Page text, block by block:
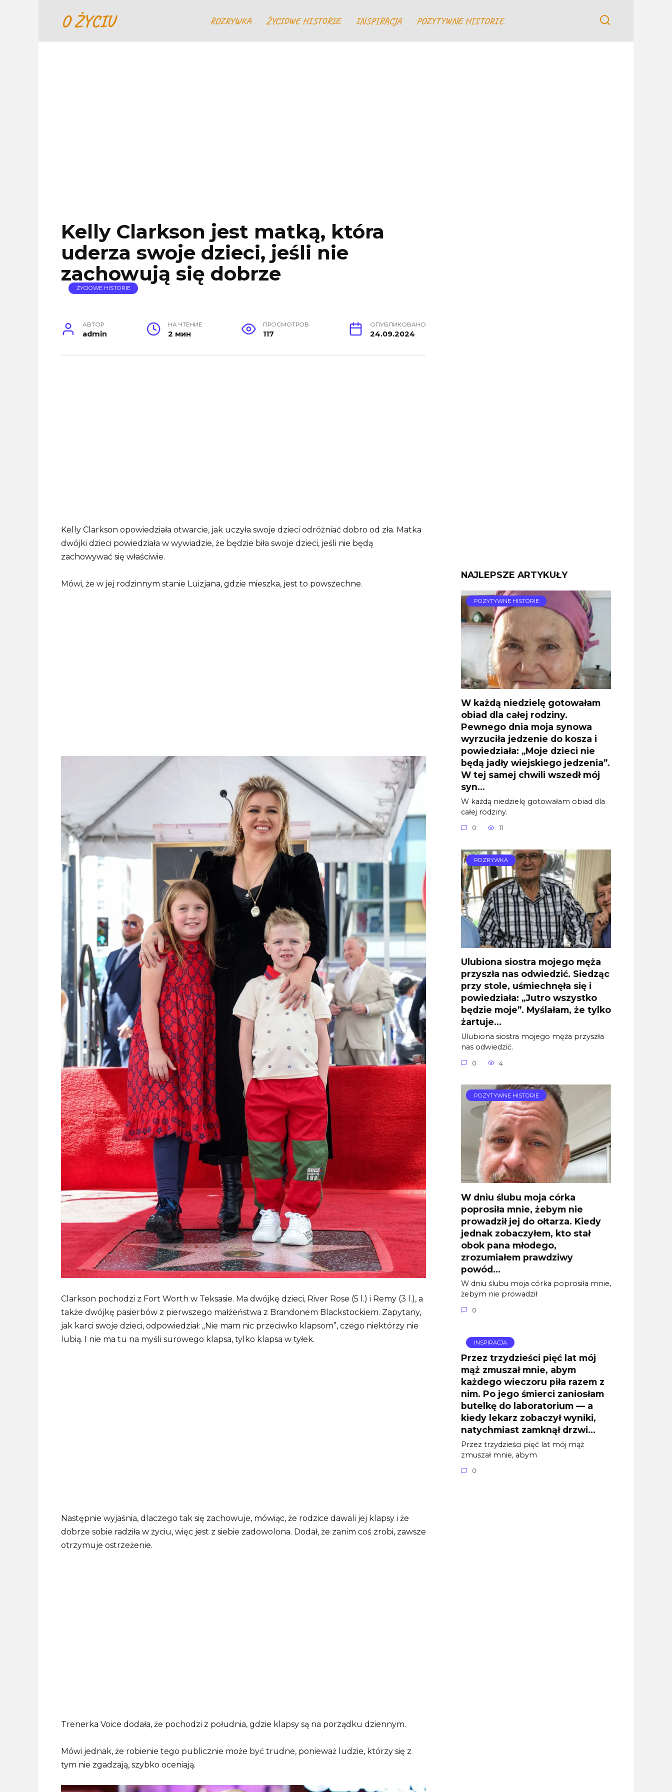
O ŻYCIU ROZRYWKA ŻYCIOWE HISTORIE INSPIRACJA POZYTYWNE HISTORIE
Kelly Clarkson jest matką, która
uderza swoje dzieci, jeśli nie
zachowują się dobrze
ŻYCIOWE HISTORIE
АВТОР
admin
НА ЧТЕНИЕ
2 мин
ПРОСМОТРОВ
117
ОПУБЛИКОВАНО
24.09.2024
Kelly Clarkson opowiedziała otwarcie, jak uczyła swoje dzieci odróżniać dobro od zła. Matka
dwójki dzieci powiedziała w wywiadzie, że będzie biła swoje dzieci, jeśli nie będą
zachowywać się właściwie.
Mówi, że w jej rodzinnym stanie Luizjana, gdzie mieszka, jest to powszechne.
Clarkson pochodzi z Fort Worth w Teksasie. Ma dwójkę dzieci, River Rose (5 l.) i Remy (3 l.), a
także dwójkę pasierbów z pierwszego małżeństwa z Brandonem Blackstockiem. Zapytany,
jak karci swoje dzieci, odpowiedział: „Nie mam nic przeciwko klapsom”, czego niektórzy nie
lubią. I nie ma tu na myśli surowego klapsa, tylko klapsa w tyłek.
Następnie wyjaśnia, dlaczego tak się zachowuje, mówiąc, że rodzice dawali jej klapsy i że
dobrze sobie radziła w życiu, więc jest z siebie zadowolona. Dodał, że zanim coś zrobi, zawsze
otrzymuje ostrzeżenie.
Trenerka Voice dodała, że ​​pochodzi z południa, gdzie klapsy są na porządku dziennym.
Mówi jednak, że robienie tego publicznie może być trudne, ponieważ ludzie, którzy się z
tym nie zgadzają, szybko oceniają.
NAJLEPSZE ARTYKUŁY
POZYTYWNE HISTORIE
W każdą niedzielę gotowałam
obiad dla całej rodziny.
Pewnego dnia moja synowa
wyrzuciła jedzenie do kosza i
powiedziała: „Moje dzieci nie
będą jadły wiejskiego jedzenia”.
W tej samej chwili wszedł mój
syn…
W każdą niedzielę gotowałam obiad dla
całej rodziny.
0 11
ROZRYWKA
Ulubiona siostra mojego męża
przyszła nas odwiedzić. Siedząc
przy stole, uśmiechnęła się i
powiedziała: „Jutro wszystko
będzie moje”. Myślałam, że tylko
żartuje…
Ulubiona siostra mojego męża przyszła
nas odwiedzić.
0 4
POZYTYWNE HISTORIE
W dniu ślubu moja córka
poprosiła mnie, żebym nie
prowadził jej do ołtarza. Kiedy
jednak zobaczyłem, kto stał
obok pana młodego,
zrozumiałem prawdziwy
powód…
W dniu ślubu moja córka poprosiła mnie,
żebym nie prowadził
0
INSPIRACJA
Przez trzydzieści pięć lat mój
mąż zmuszał mnie, abym
każdego wieczoru piła razem z
nim. Po jego śmierci zaniosłam
butelkę do laboratorium — a
kiedy lekarz zobaczył wyniki,
natychmiast zamknął drzwi…
Przez trzydzieści pięć lat mój mąż
zmuszał mnie, abym
0